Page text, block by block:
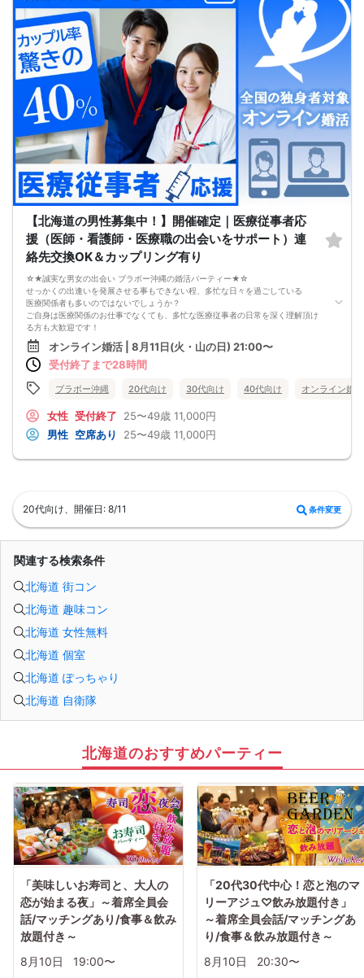
「好印象に思われたい。嫌われたくない。」
という気持ちが強くなり、
どうしても当たり障りない会話してしまう。
その結果、彼女できるチャンスを
逃している奥手男子がめっちゃ多いからです。
でも、安心してください！
今年こそは彼女できて
一緒に美味しいものを食べに行ったり、
映画に行ったり、旅行に行けるように、
「奥手男子専用の恋愛婚活攻略」
を用意しています！
ぜひこの先を読み進めてみてください👇
※講師の急用以外はたとえ参加人数が1人でも
その人のために必ず実施します
※はじめてセミナーに参加する方も
ビデオオフでも参加OKにしているので
安心してください
【北海道の男性募集中！】開催確定｜医療従事者応
援（医師・看護師・医療職の出会いをサポート）連
絡先交換OK＆カップリング有り
☆★誠実な男女の出会い ブラボー沖縄の婚活パーティー★☆
せっかくの出逢いを発展させる事もできない程、多忙な日々を過ごしている
医療関係者も多いのではないでしょうか？
ご自身は医療関係のお仕事でなくても、多忙な医療従事者の日常を深く理解頂け
る方も大歓迎です！
ぜひお互いの日常を理解しあえるパートナーとの出会いの場として、当パーティ
ーをご活用下さいませ。
・全国各地に募集しております。お相手の居住地はご自身の居住地と異なる場合
・本人様確認書類のご提示をお願いしております。免許証やマイナンバーカード
等をご準備下さい。
・確認書類を提示頂けない場合はご参加をお断りする場合も御座いますので予め
・終了時刻は目安となります。正確な終了時刻はイベント開始時にスタッフより
・直前の申込みや当日のキャンセルにより男女比が偏る可能性がございますこと
・イベント開催時刻１時間前迄に最小催行人数に満たない場合は中止のご連絡を
オンライン婚活 | 8月11日(火・山の日) 21:00〜
受付終了まで28時間
ブラボー沖縄 20代向け 30代向け 40代向け オンライン婚活
女性 受付終了 25〜49歳 11,000円
男性 空席あり 25〜49歳 11,000円
20代向け、開催日: 8/11 条件変更
関連する検索条件
北海道 街コン
北海道 趣味コン
北海道 女性無料
北海道 個室
北海道 ぽっちゃり
北海道 自衛隊
北海道のおすすめパーティー
「美味しいお寿司と、大人の
恋が始まる夜」～着席全員会
話/マッチングあり/食事＆飲み
放題付き～
8月10日
19:00〜
「20代30代中心！恋と泡のマ
リーアジュ♡飲み放題付き」
～着席全員会話/マッチングあ
り/食事＆飲み放題付き～
8月10日
20:30〜